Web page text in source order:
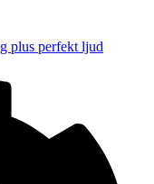
plus perfekt ljud